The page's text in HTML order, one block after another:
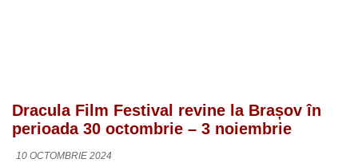
Dracula Film Festival revine la Brașov în
perioada 30 octombrie – 3 noiembrie
10 OCTOMBRIE 2024